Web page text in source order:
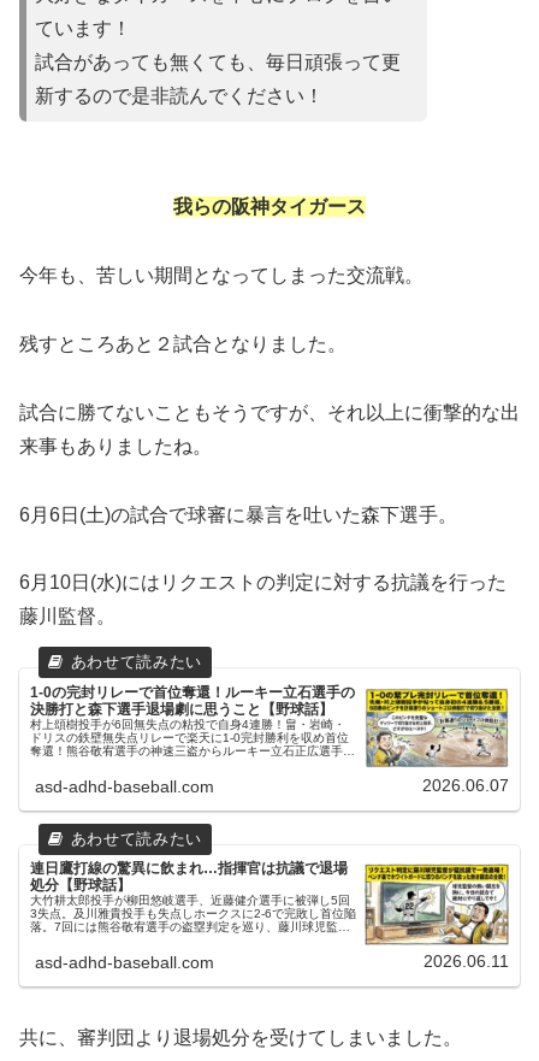
ています！
試合があっても無くても、毎日頑張って更
新するので是非読んでください！
我らの阪神タイガース
今年も、苦しい期間となってしまった交流戦。
残すところあと２試合となりました。
試合に勝てないこともそうですが、それ以上に衝撃的な出
来事もありましたね。
6月6日(土)の試合で球審に暴言を吐いた森下選手。
6月10日(水)にはリクエストの判定に対する抗議を行った
藤川監督。
1-0の完封リレーで首位奪還！ルーキー立石選手の
決勝打と森下選手退場劇に思うこと【野球話】
村上頌樹投手が6回無失点の粘投で自身4連勝！畠・岩崎・
ドリスの鉄壁無失点リレーで楽天に1-0完封勝利を収め首位
奪還！熊谷敬宥選手の神速三盗からルーキー立石正広選手が
asd-adhd-baseball.com 2026.06.07
連日鷹打線の驚異に飲まれ…指揮官は抗議で退場
処分【野球話】
大竹耕太郎投手が柳田悠岐選手、近藤健介選手に被弾し5回
3失点。及川雅貴投手も失点しホークスに2-6で完敗し首位陥
落。7回には熊谷敬宥選手の盗塁判定を巡り、藤川球児監督
asd-adhd-baseball.com 2026.06.11
共に、審判団より退場処分を受けてしまいました。